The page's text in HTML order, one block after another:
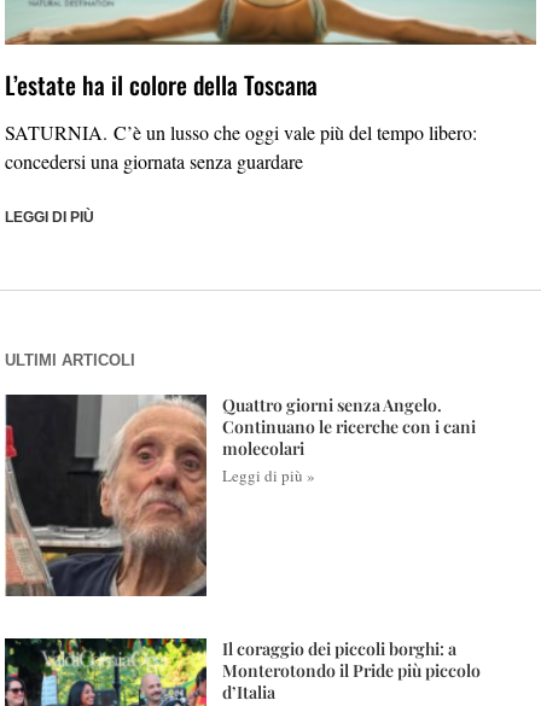
L’estate ha il colore della Toscana
SATURNIA. C’è un lusso che oggi vale più del tempo libero:
concedersi una giornata senza guardare
LEGGI DI PIÙ
ULTIMI ARTICOLI
Quattro giorni senza Angelo.
Continuano le ricerche con i cani
molecolari
Leggi di più »
Il coraggio dei piccoli borghi: a
Monterotondo il Pride più piccolo
d’Italia